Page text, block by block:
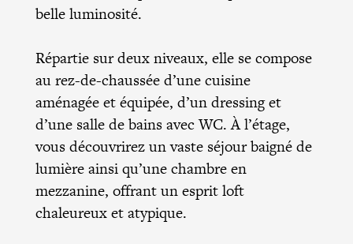
belle luminosité.
Répartie sur deux niveaux, elle se compose
au rez-de-chaussée d’une cuisine
aménagée et équipée, d’un dressing et
d’une salle de bains avec WC. À l’étage,
vous découvrirez un vaste séjour baigné de
lumière ainsi qu’une chambre en
mezzanine, offrant un esprit loft
chaleureux et atypique.